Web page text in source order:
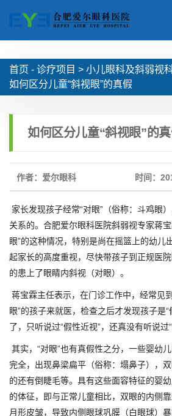
首页 - 诊疗项目 > 小儿眼科及斜弱视
如何区分儿童“斜视眼”的真假
如何区分儿童“斜视眼”的
作者：爱尔眼科 时间：
家长发现孩子经常“对眼”（俗称：斗鸡眼
关系的。合肥爱尔眼科医院斜弱视专家蒋
眼”的这种情况，特别是尚在摇篮上的幼儿
起家长的高度重视，尽快带孩子到正规医
的患上了眼睛内斜视（对眼）。
蒋宝霖主任表示，在门诊工作中，经常见
眼”的孩子来就医，检查之后才发现孩子是
了，只听说过“假性近视”，还真没有听说过“
其实，“对眼”也有真假性之分，一些婴幼
完全，出现鼻梁扁平（俗称：塌鼻子），
的还有倒睫毛等。具有这些面容特征的婴
的体征，即与正常儿童相比，双眼的内侧
月形皮皱，导致内侧眼球巩膜（白眼球）